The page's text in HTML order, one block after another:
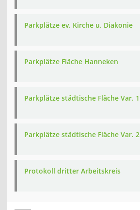
Parkplätze ev. Kirche u. Diakonie
Parkplätze Fläche Hanneken
Parkplätze städtische Fläche Var. 1
Parkplätze städtische Fläche Var. 2
Protokoll dritter Arbeitskreis